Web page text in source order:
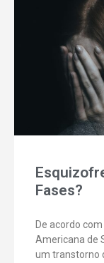
Fases?
De acordo
Americana de
um transtorno